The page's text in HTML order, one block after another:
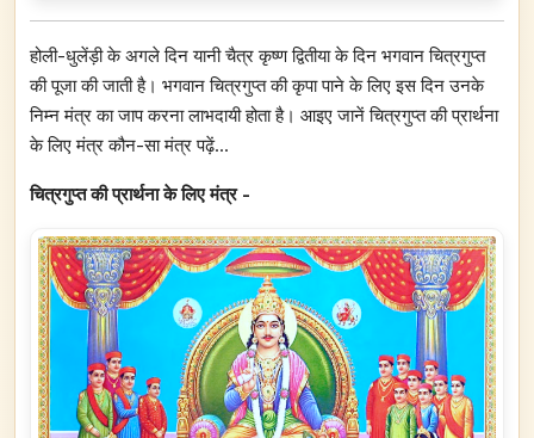
होली-धुलेंड़ी के अगले दिन यानी चैत्र कृष्ण द्वितीया के दिन भगवान चित्रगुप्त
की पूजा की जाती है। भगवान चित्रगुप्त की कृपा पाने के लिए इस दिन उनके
निम्न मंत्र का जाप करना लाभदायी होता है। आइए जानें चित्रगुप्त की प्रार्थना
के लिए मंत्र कौन-सा मंत्र पढ़ें...
चित्रगुप्त की प्रार्थना के लिए मंत्र -